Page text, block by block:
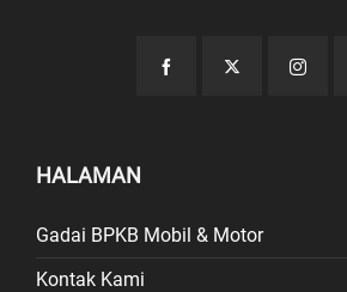
HALAMAN
Gadai BPKB Mobil & Motor
Kontak Kami